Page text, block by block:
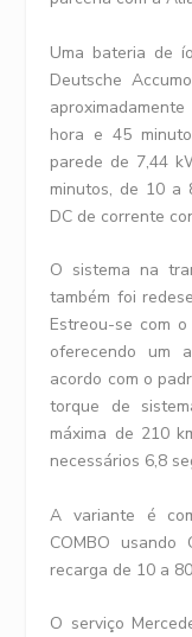
Uma bateria de
Deutsche
hora e 45
parede de 7,44
minutos, de 10 a
DC de corrente
O sistema na
também foi
Estreou-se com
oferecendo um
acordo com o
torque de
máxima de 210
necessários 6,8
A variante é
COMBO
recarga de 10 a
O serviço